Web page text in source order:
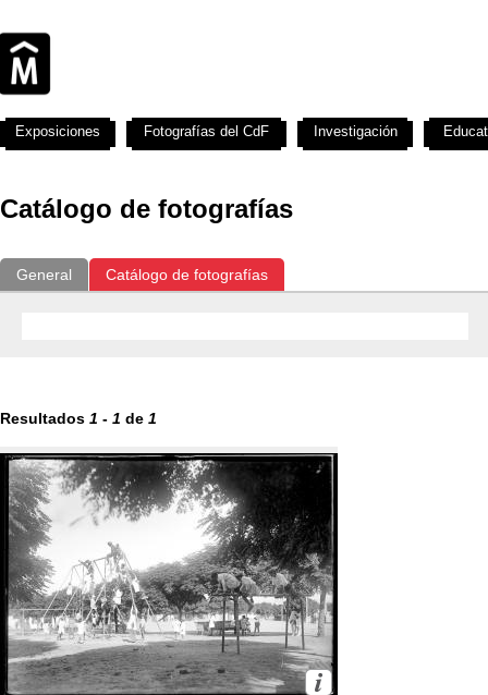
Catálogo de fotografías
General Catálogo de fotografías
Resultados 1 - 1 de 1
Exposiciones Fotografías del CdF Investigación